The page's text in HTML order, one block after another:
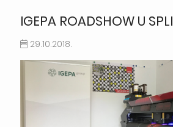
IGEPA ROADSHOW U
29.10.2018.